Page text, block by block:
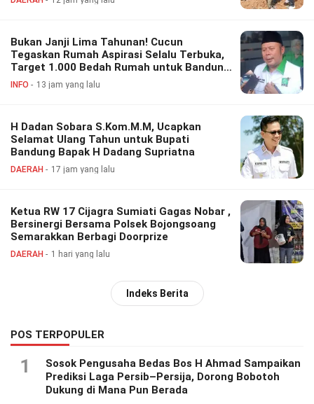
Bukan Janji Lima Tahunan! Cucun
Tegaskan Rumah Aspirasi Selalu Terbuka,
Target 1.000 Bedah Rumah untuk Bandung
Barat
INFO 13 jam yang lalu
H Dadan Sobara S.Kom.M.M, Ucapkan
Selamat Ulang Tahun untuk Bupati
Bandung Bapak H Dadang Supriatna
DAERAH 17 jam yang lalu
Ketua RW 17 Cijagra Sumiati Gagas Nobar ,
Bersinergi Bersama Polsek Bojongsoang
Semarakkan Berbagi Doorprize
DAERAH 1 hari yang lalu
Indeks Berita
POS TERPOPULER
1
Sosok Pengusaha Bedas Bos H Ahmad Sampaikan
Prediksi Laga Persib–Persija, Dorong Bobotoh
Dukung di Mana Pun Berada